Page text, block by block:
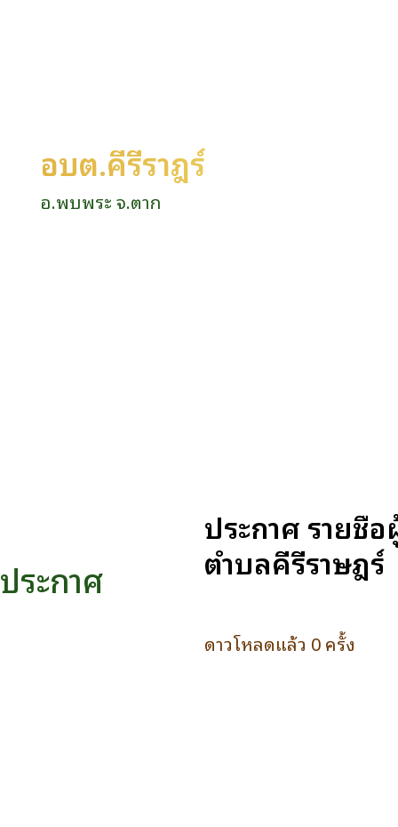
อบต.คีรีราษฎร์
อ.พบพระ จ.ตาก
ประกาศ
ประกาศ รายชื่
ตำบลคีรีราษฎร์
ดาวโหลดแล้ว 0 ครั้ง